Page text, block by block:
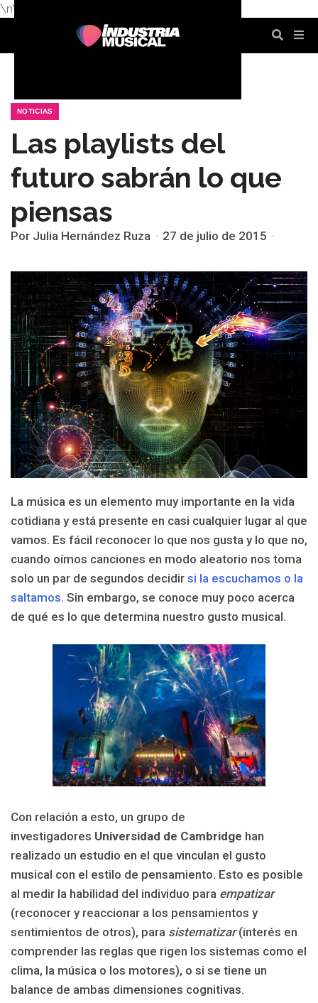
\n\n
NOTICIAS
Las playlists del
futuro sabrán lo que
piensas
Por Julia Hernández Ruza 27 de julio de 2015
La música es un elemento muy importante en la vida
cotidiana y está presente en casi cualquier lugar al que
vamos. Es fácil reconocer lo que nos gusta y lo que no,
cuando oímos canciones en modo aleatorio nos toma
solo un par de segundos decidir si la escuchamos o la
saltamos. Sin embargo, se conoce muy poco acerca
de qué es lo que determina nuestro gusto musical.
Con relación a esto, un grupo de
investigadores Universidad de Cambridge han
realizado un estudio en el que vinculan el gusto
musical con el estilo de pensamiento. Esto es posible
al medir la habilidad del individuo para empatizar
(reconocer y reaccionar a los pensamientos y
sentimientos de otros), para sistematizar(interés en
comprender las reglas que rigen los sistemas como el
clima, la música o los motores), o si se tiene un
balance de ambas dimensiones cognitivas.